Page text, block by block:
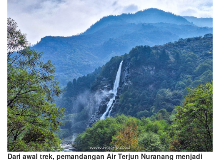
Dari awal trek, pemandangan Air Terjun Nuranang menjadi